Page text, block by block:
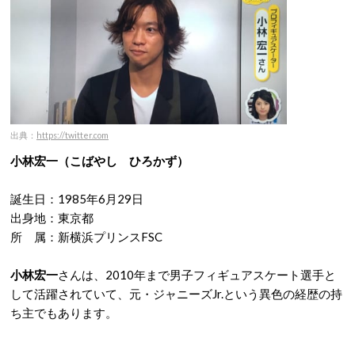
出典： https://twitter.com
小林宏一（こばやし ひろかず）
誕生日：1985年6月29日
出身地：東京都
所 属：新横浜プリンスFSC
小林宏一さんは、2010年まで男子フィギュアスケート選手と
して活躍されていて、元・ジャニーズJr.という異色の経歴の持
ち主でもあります。